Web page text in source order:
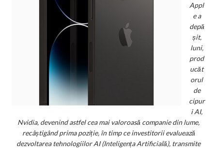
Appl
e a
depă
șit,
luni,
prod
ucăt
orul
de
cipur
i AI,
Nvidia, devenind astfel cea mai valoroasă companie din lume,
recâștigând prima poziție, în timp ce investitorii evaluează
dezvoltarea tehnologiilor AI (Inteligența Artificială), transmite